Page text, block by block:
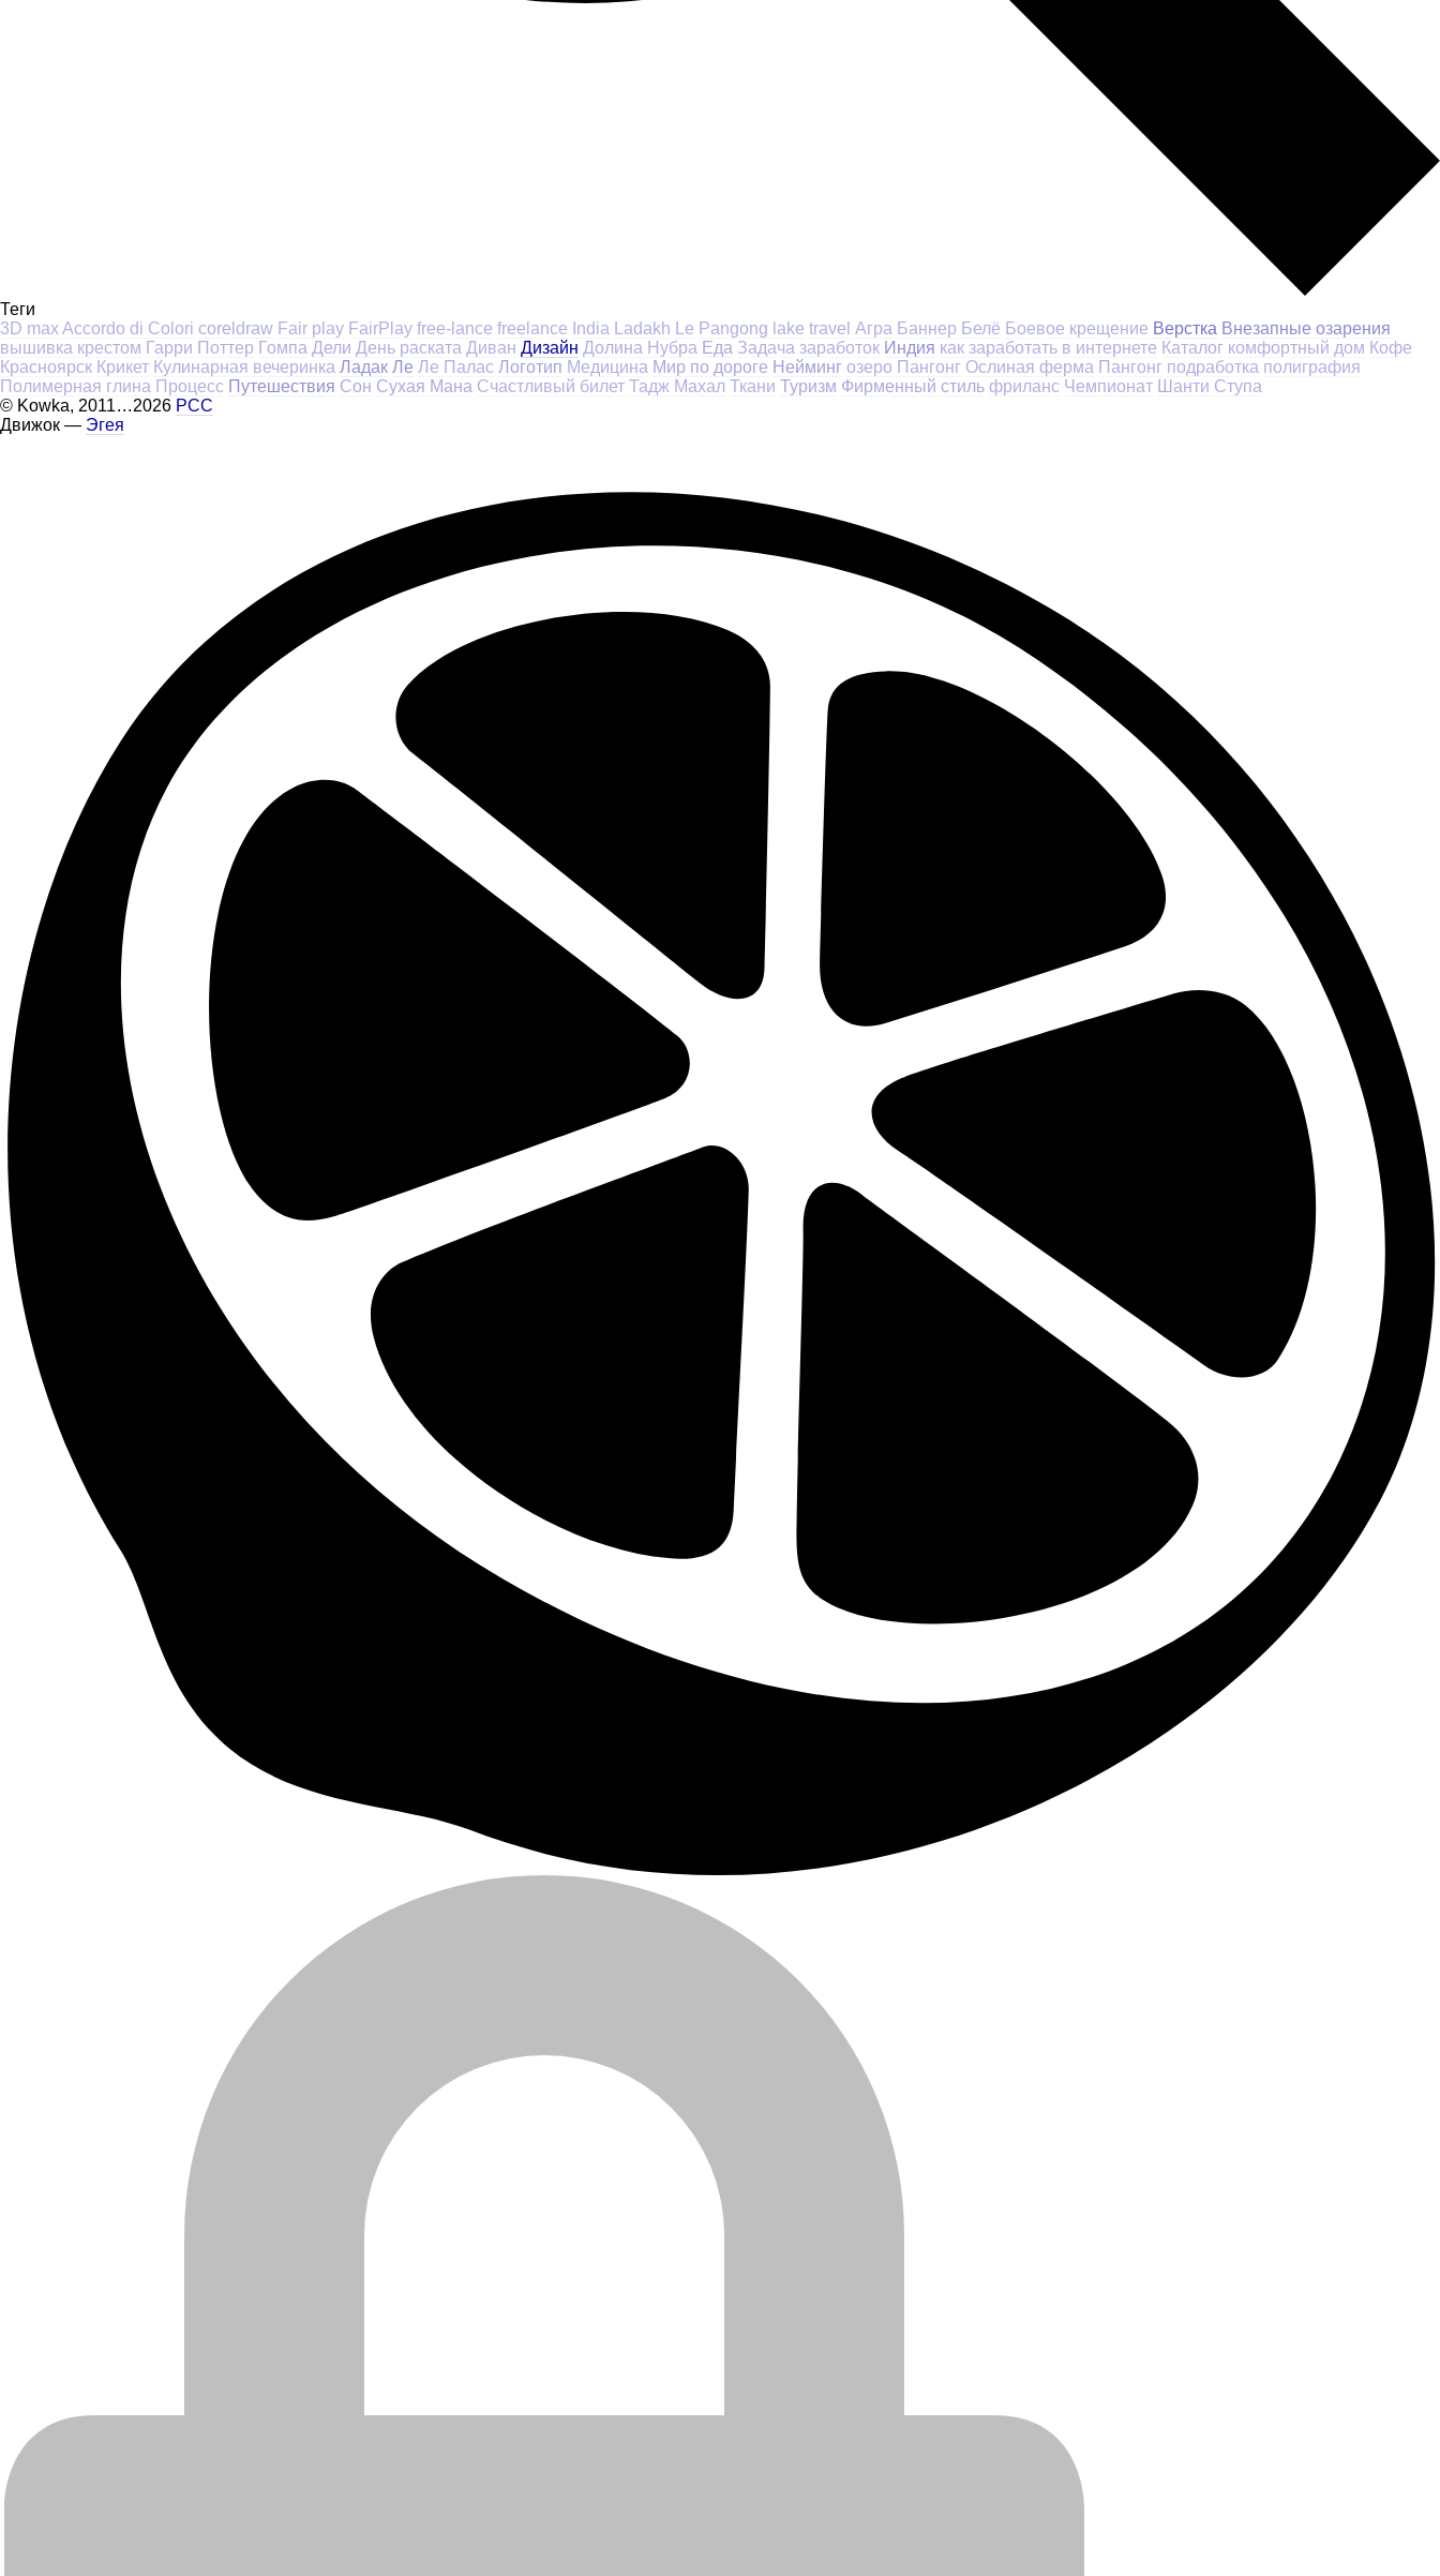
Теги
3D maxAccordo di Colori coreldraw Fair play FairPlay free-lance freelance India Ladakh Le Pangong lake travel Агра Баннер Белё Боевое крещение Верстка Внезапные озарения
вышивка крестом Гарри Поттер Гомпа Дели День раската Диван Дизайн Долина Нубра Еда Задача заработок Индия как заработать в интернете Каталог комфортный дом Кофе
Красноярск Крикет Кулинарная вечеринка Ладак Ле Ле Палас Логотип Медицина Мир по дороге Нейминг озеро Пангонг Ослиная ферма Пангонг подработка полиграфия
Полимерная глина Процесс Путешествия Сон Сухая Мана Счастливый билет Тадж Махал Ткани Туризм Фирменный стиль фриланс Чемпионат
Шанти Ступа
© Kowka, 2011...2026 РСС
Движок — Эгея